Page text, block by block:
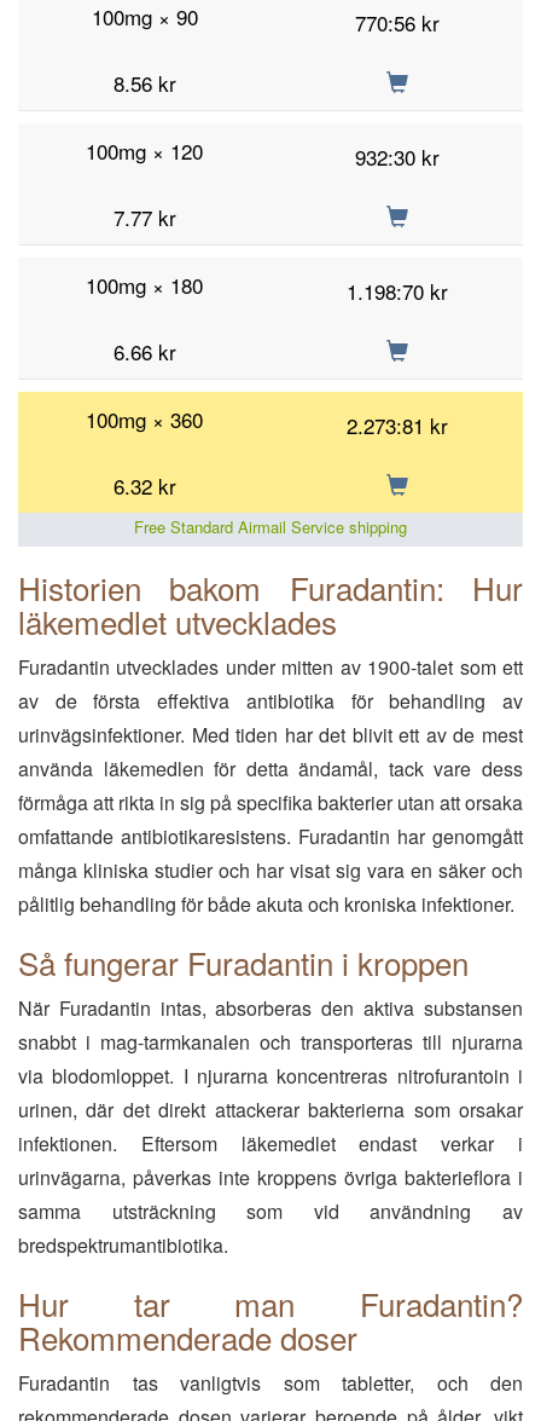
100mg × 90
770:56 kr
8.56 kr
100mg × 120
932:30 kr
7.77 kr
100mg × 180
1.198:70 kr
6.66 kr
100mg × 360
2.273:81 kr
6.32 kr
Free Standard Airmail Service shipping
Historien bakom Furadantin: Hur
läkemedlet utvecklades
Furadantin utvecklades under mitten av 1900-talet som ett
av de första effektiva antibiotika för behandling av
urinvägsinfektioner. Med tiden har det blivit ett av de mest
använda läkemedlen för detta ändamål, tack vare dess
förmåga att rikta in sig på specifika bakterier utan att orsaka
omfattande antibiotikaresistens. Furadantin har genomgått
många kliniska studier och har visat sig vara en säker och
pålitlig behandling för både akuta och kroniska infektioner.
Så fungerar Furadantin i kroppen
När Furadantin intas, absorberas den aktiva substansen
snabbt i mag-tarmkanalen och transporteras till njurarna
via blodomloppet. I njurarna koncentreras nitrofurantoin i
urinen, där det direkt attackerar bakterierna som orsakar
infektionen. Eftersom läkemedlet endast verkar i
urinvägarna, påverkas inte kroppens övriga bakterieflora i
samma utsträckning som vid användning av
bredspektrumantibiotika.
Hur tar man Furadantin?
Rekommenderade doser
Furadantin tas vanligtvis som tabletter, och den